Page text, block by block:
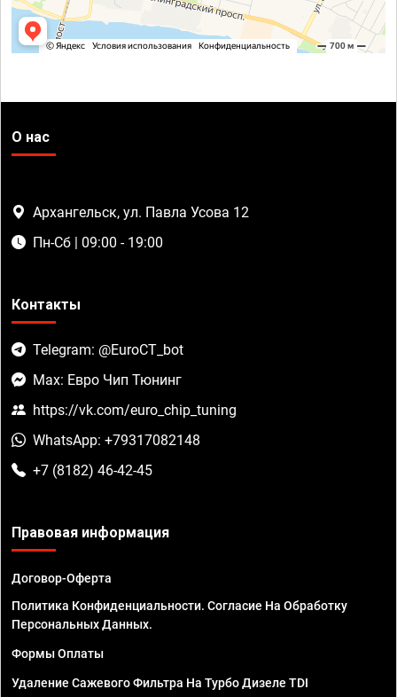
О нас
Архангельск, ул. Павла Усова 12
Пн-Сб | 09:00 - 19:00
Контакты
Telegram: @EuroCT_bot
Max: Евро Чип Тюнинг
https://vk.com/euro_chip_tuning
WhatsApp: +79317082148
+7 (8182) 46-42-45
Правовая информация
Договор-Оферта
Политика Конфиденциальности. Согласие На Обработку
Персональных Данных.
Формы Оплаты
Удаление Сажевого Фильтра На Турбо Дизеле TDI